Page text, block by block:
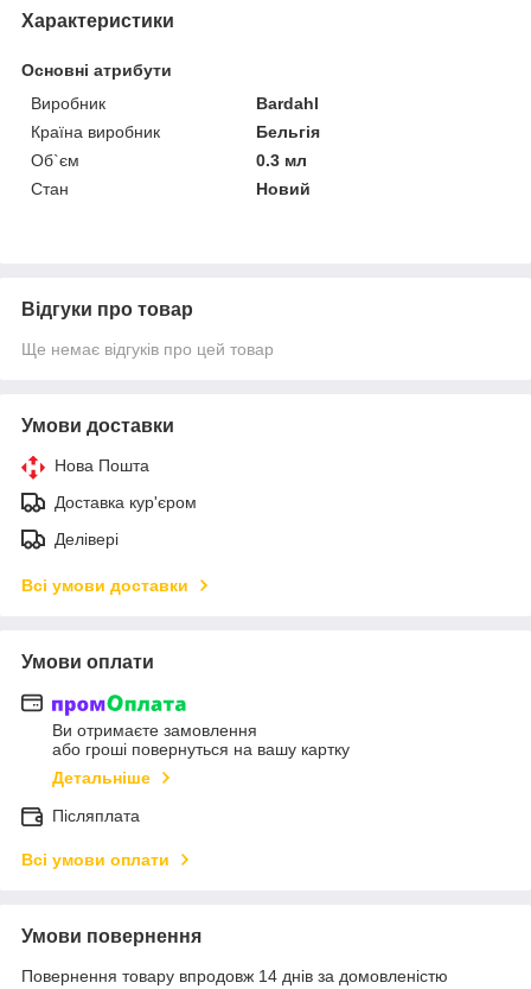
Характеристики
Основні атрибути
Виробник
Bardahl
Країна виробник
Бельгія
Об`єм
0.3 мл
Стан
Новий
Відгуки про товар
Ще немає відгуків про цей товар
Умови доставки
Нова Пошта
Доставка кур'єром
Делівері
Всі умови доставки
Умови оплати
Ви отримаєте замовлення
або гроші повернуться на вашу картку
Детальніше
Післяплата
Всі умови оплати
Умови повернення
Повернення товару впродовж 14 днів за домовленістю